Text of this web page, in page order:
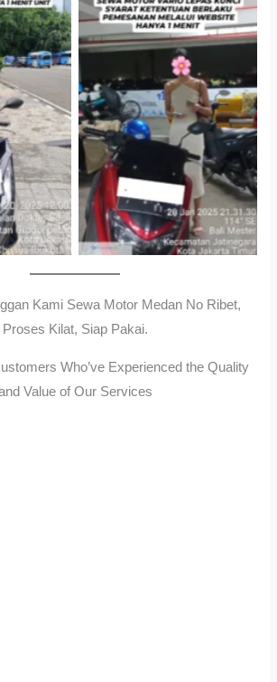
Cityplaza Jatinegara
Gedung Parkir P6ASewa
Motor Medan Sunggal No
Ribet, Proses Kilat, Siap
Pakai.
Kami Sewa Motor Medan No Ribet,
Proses Kilat, Siap Pakai.
Who’ve Experienced the Quality
Value of Our Services